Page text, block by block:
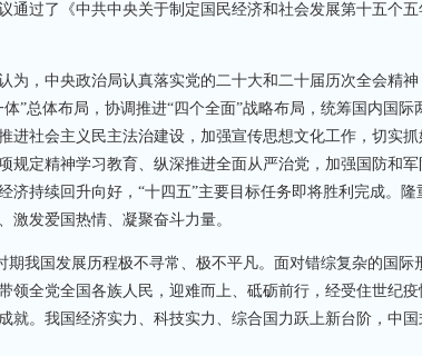
过了《中共中央关于制定国民经济和社会发展第十五个五
，中央政治局认真落实党的二十大和二十届历次全会精神
”总体布局，协调推进“四个全面”战略布局，统筹国内国际
进社会主义民主法治建设，加强宣传思想文化工作，切实
规定精神学习教育、纵深推进全面从严治党，加强国防和
持续回升向好，“十四五”主要目标任务即将胜利完成。隆
激发爱国热情、凝聚奋斗力量。
我国发展历程极不寻常、极不平凡。面对错综复杂的国际
领全党全国各族人民，迎难而上、砥砺前行，经受住世纪疫
。我国经济实力、科技实力、综合国力跃上新台阶，中